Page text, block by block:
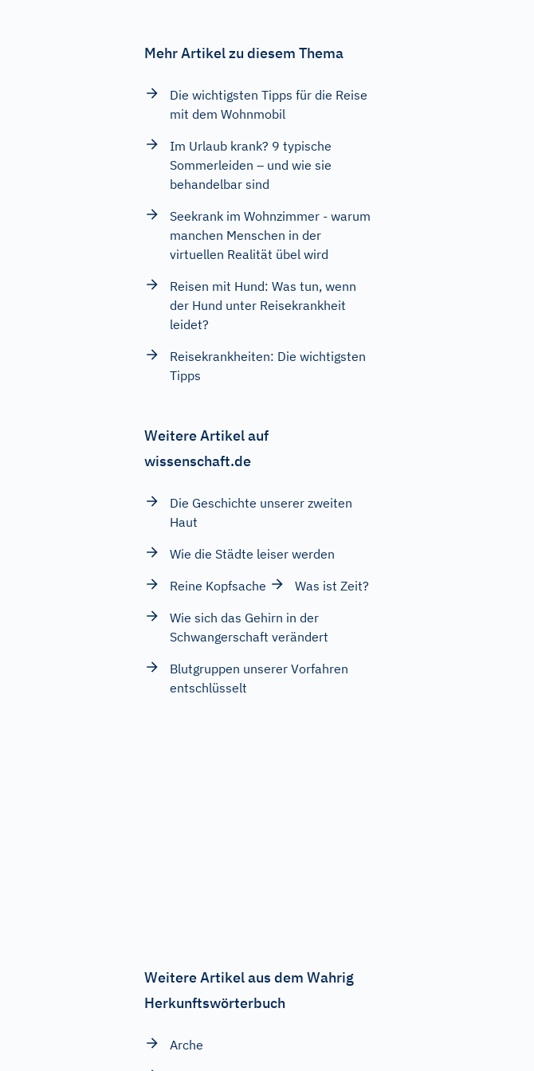
Mehr Artikel zu diesem Thema
Die wichtigsten Tipps für die Reise
mit dem Wohnmobil
Im Urlaub krank? 9 typische
Sommerleiden – und wie sie
behandelbar sind
Seekrank im Wohnzimmer - warum
manchen Menschen in der
virtuellen Realität übel wird
Reisen mit Hund: Was tun, wenn
der Hund unter Reisekrankheit
leidet?
Reisekrankheiten: Die wichtigsten
Tipps
Weitere Artikel auf
wissenschaft.de
Die Geschichte unserer zweiten
Haut
Wie die Städte leiser werden
Reine Kopfsache
Was ist Zeit?
Wie sich das Gehirn in der
Schwangerschaft verändert
Blutgruppen unserer Vorfahren
entschlüsselt
Weitere Artikel aus dem Wahrig
Herkunftswörterbuch
Arche